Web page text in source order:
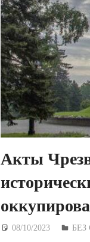
Акты
08/10/2023